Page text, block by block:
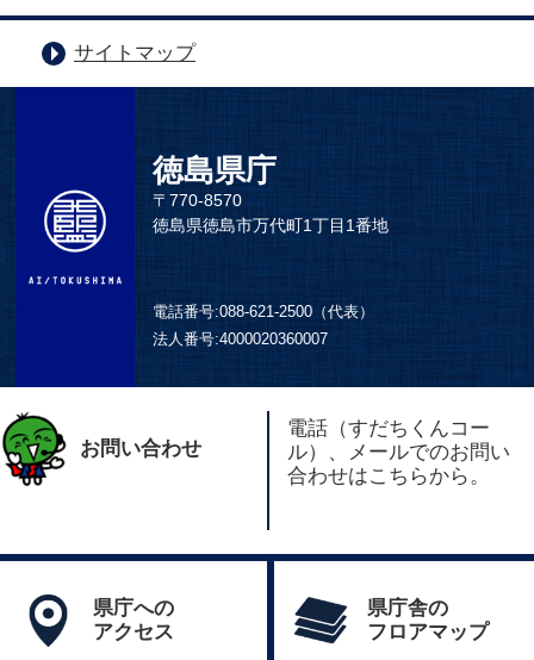
サイトマップ
徳島県庁
〒770-8570
徳島県徳島市万代町1丁目1番地
電話番号:088-621-2500（代表）
法人番号:4000020360007
お問い合わせ
電話（すだちくんコー
ル）、メールでのお問い
合わせはこちらから。
県庁への
アクセス
県庁舎の
フロアマップ